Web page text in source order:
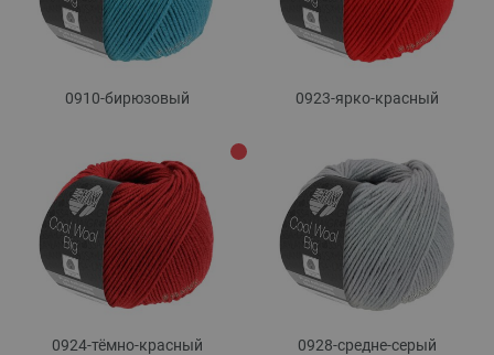
0910-бирюзовый 0923-ярко-красный
0924-тёмно-красный 0928-средне-серый